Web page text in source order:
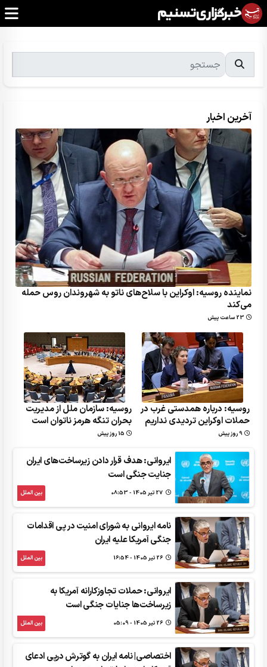
آخرین اخبار
نماینده روسیه: اوکراین با سلاح‌های ناتو به شهروندان روس حمله
می‌کند
23 ساعت پیش
روسیه: درباره همدستی غرب در
حملات اوکراین تردیدی نداریم
9 روز پیش
روسیه: سازمان ملل از مدیریت
بحران تنگه هرمز ناتوان است
15 روز پیش
ایروانی: هدف قرار دادن زیرساخت‌های ایران
جنایت جنگی است
بین الملل
نامه ایروانی به شورای امنیت در پی اقدامات
جنگی آمریکا علیه ایران
بین الملل
ایروانی: حملات تجاوزکارانه آمریکا به
زیر‌ساخت‌ها جنایات جنگی است
بین الملل
اختصاصی| نامه ایران به گوترش درپی ادعای